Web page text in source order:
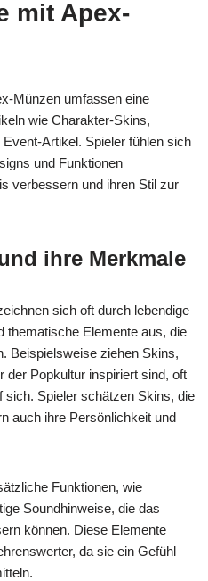
mit Apex-
Münzen umfassen eine
wie Charakter-Skins,
Artikel. Spieler fühlen sich
und Funktionen
verbessern und ihren Stil zur
ihre Merkmale
sich oft durch lebendige
thematische Elemente aus, die
Beispielsweise ziehen Skins,
der Popkultur inspiriert sind, oft
Spieler schätzen Skins, die
auch ihre Persönlichkeit und
Funktionen, wie
Soundhinweise, die das
können. Diese Elemente
da sie ein Gefühl